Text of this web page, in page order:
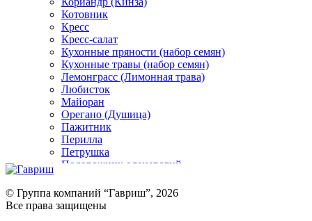
Котовник
Кресс
Кресс-салат
Кухонные пряности (набор семян)
Кухонные травы (набор семян)
Лемонграсс (Лимонная трава)
Любисток
Майоран
Орегано (Душица)
Пажитник
Перилла
Петрушка
Подорожник оленерогий
Ревень
Рукола
Рута
© Группа компаний “Гавриш”, 2026
Все права защищены